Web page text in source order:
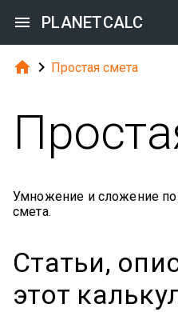
 PLANETCALC
  Простая смета
Умножение и сложение по
смета.
Статьи,
этот